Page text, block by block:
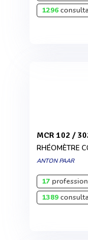
1296
MCR 102 /
RHÉOMÈTRE
ANTON PAAR
17
1389